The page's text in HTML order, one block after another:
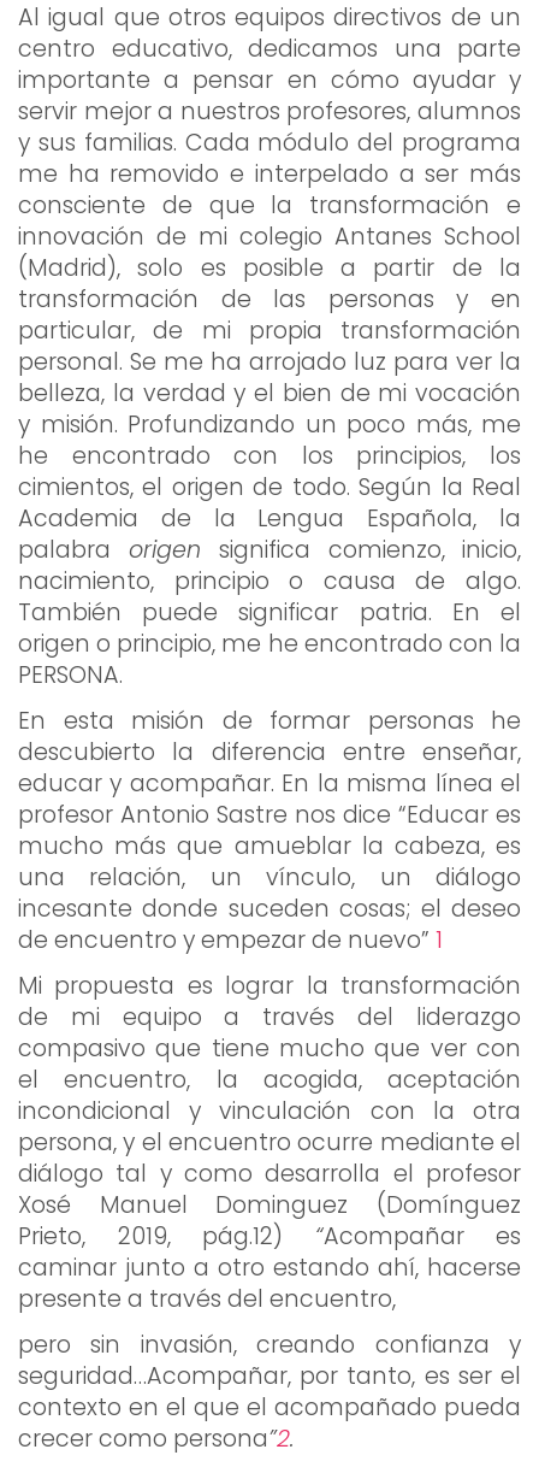
Al igual que otros equipos directivos de un
centro educativo, dedicamos una parte
importante a pensar en cómo ayudar y
servir mejor a nuestros profesores, alumnos
y sus familias. Cada módulo del programa
me ha removido e interpelado a ser más
consciente de que la transformación e
innovación de mi colegio Antanes School
(Madrid), solo es posible a partir de la
transformación de las personas y en
particular, de mi propia transformación
personal. Se me ha arrojado luz para ver la
belleza, la verdad y el bien de mi vocación
y misión. Profundizando un poco más, me
he encontrado con los principios, los
cimientos, el origen de todo. Según la Real
Academia de la Lengua Española, la
palabra origen significa comienzo, inicio,
nacimiento, principio o causa de algo.
También puede significar patria. En el
origen o principio, me he encontrado con la
PERSONA.
En esta misión de formar personas he
descubierto la diferencia entre enseñar,
educar y acompañar. En la misma línea el
profesor Antonio Sastre nos dice “Educar es
mucho más que amueblar la cabeza, es
una relación, un vínculo, un diálogo
incesante donde suceden cosas; el deseo
de encuentro y empezar de nuevo” 1
Mi propuesta es lograr la transformación
de mi equipo a través del liderazgo
compasivo que tiene mucho que ver con
el encuentro, la acogida, aceptación
incondicional y vinculación con la otra
persona, y el encuentro ocurre mediante el
diálogo tal y como desarrolla el profesor
Xosé Manuel Dominguez (Domínguez
Prieto, 2019, pág.12) “Acompañar es
caminar junto a otro estando ahí, hacerse
presente a través del encuentro,
pero sin invasión, creando confianza y
seguridad…Acompañar, por tanto, es ser el
contexto en el que el acompañado pueda
crecer como persona”2.